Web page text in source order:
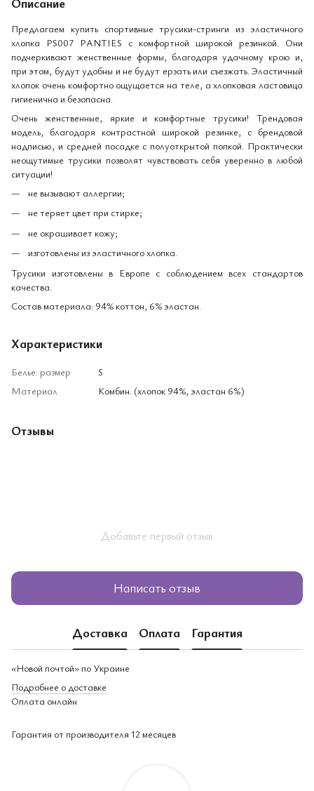
Предлагаем купить спортивные трусики-стринги из эластичного
хлопка PS007 PANTIES с комфортной широкой резинкой. Они
подчеркивают женственные формы, благодаря удачному крою и,
при этом, будут удобны и не будут ерзать или съезжать. Эластичный
хлопок очень комфортно ощущается на теле, а хлопковая ластовица
гигиенична и безопасна.
Очень женственные, яркие и комфортные трусики! Трендовая
модель, благодаря контрастной широкой резинке, с брендовой
надписью, и средней посадке с полуоткрытой попкой. Практически
неощутимые трусики позволят чувствовать себя уверенно в любой
ситуации!
не вызывают аллергии;
не теряет цвет при стирке;
не окрашивает кожу;
изготовлены из эластичного хлопка.
Трусики изготовлены в Европе с соблюдением всех стандартов
качества.
Состав материала: 94% коттон, 6% эластан.
Характеристики
Белье: размер
S
Материал
Комбин. (хлопок 94%, эластан 6%)
Отзывы
Добавьте первый отзыв
Написать отзыв
Доставка Оплата Гарантия
«Новой почтой» по Украине
Подробнее о доставке
Оплата онлайн
Гарантия от производителя 12 месяцев